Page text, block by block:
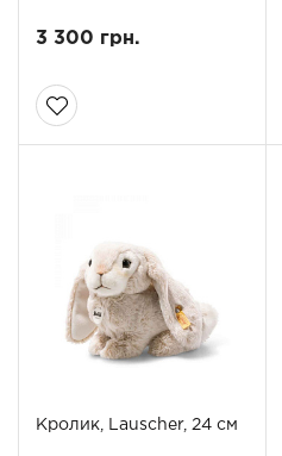
3 300 грн.
Кролик, Lauscher, 24 см